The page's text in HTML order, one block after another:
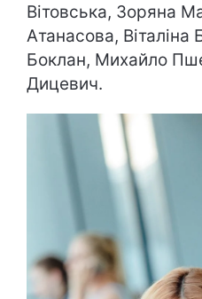
Вітовська, Зоряна
Атанасова, Віталіна
Боклан, Михайло
Дицевич.